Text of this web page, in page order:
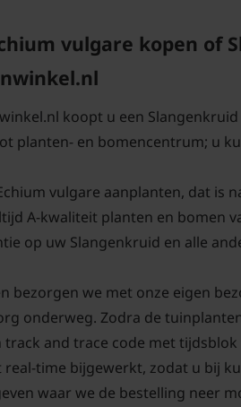
vulgare kopen of
koopt u een
planten- en bomencentrum; u
vulgare aanplanten, dat is
A-kwaliteit planten en bomen
op uw Slangenkruid en alle
bezorgen we met onze eigen
onderweg. Zodra de
track and trace code met
time bijgewerkt, zodat u bij
waar we de bestelling neer